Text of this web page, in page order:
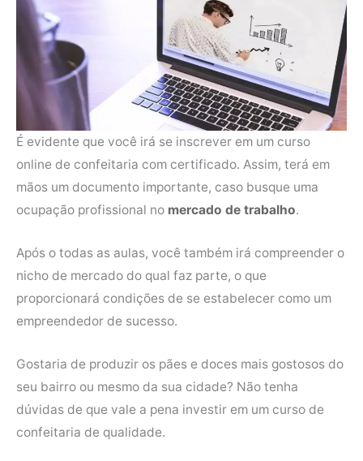
É evidente que você irá se inscrever em um curso
online de confeitaria com certificado. Assim, terá em
mãos um documento importante, caso busque uma
ocupação profissional no mercado de trabalho.
Após o todas as aulas, você também irá compreender o
nicho de mercado do qual faz parte, o que
proporcionará condições de se estabelecer como um
empreendedor de sucesso.
Gostaria de produzir os pães e doces mais gostosos do
seu bairro ou mesmo da sua cidade? Não tenha
dúvidas de que vale a pena investir em um curso de
confeitaria de qualidade.